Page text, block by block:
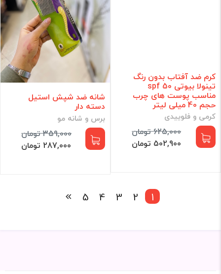
کرم ضد آفتاب بدون رنگ
تینولا بیوتی spf 50
مناسب پوست های چرب
حجم 40 میلی لیتر
کرمی و فلوییدی
625,000 تومان
502,900 تومان
شانه ضد شپش استیل
دسته دار
برس و شانه مو
359,000 تومان
287,000 تومان
1
2
3
4
5